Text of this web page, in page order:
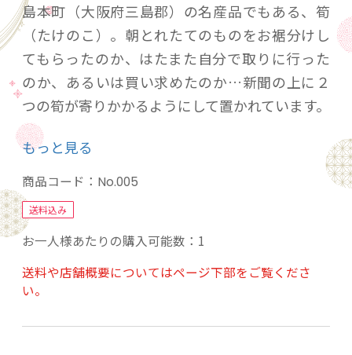
島本町（大阪府三島郡）の名産品でもある、筍
（たけのこ）。朝とれたてのものをお裾分けし
てもらったのか、はたまた自分で取りに行った
のか、あるいは買い求めたのか…新聞の上に２
つの筍が寄りかかるようにして置かれています。
特に春に飾っていただきたい絵画です。
【詳細情報】
制作時期：2022～2023
発送までの期間：約一週間
額装：額装なし
素材、技巧：水彩、紙
サイズ詳細：額装込サイズ 410×318mm（F6
もっと見る
商品コード： No.005
送料込み
お一人様あたりの購入可能数：1
送料や店舗概要についてはページ下部をご覧くださ
い。